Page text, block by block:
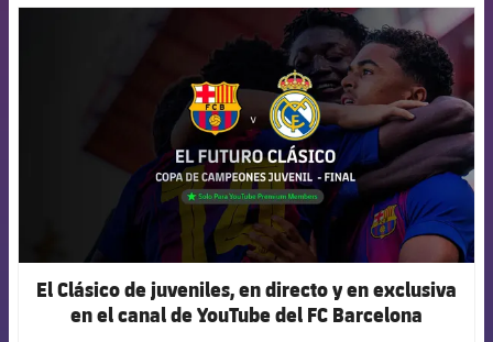
FCB Barcelona badge
El Clásico de juveniles, en directo y en exclusiva
en el canal de YouTube del FC Barcelona